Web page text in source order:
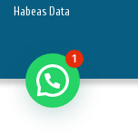
Habeas Data
1